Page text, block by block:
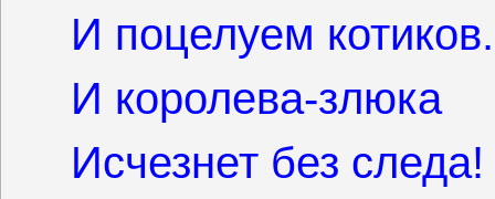
И поцелуем котиков.
И королева-злюка
Исчезнет без следа!